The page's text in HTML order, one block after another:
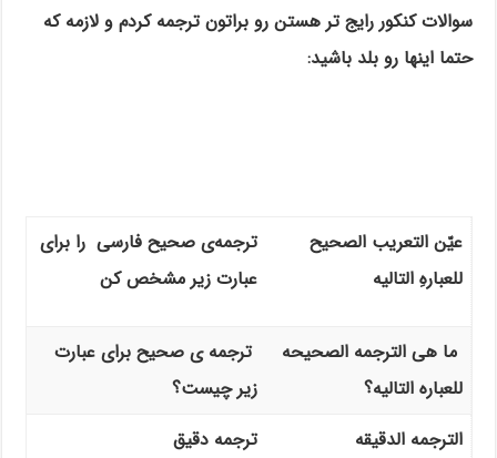
سوالات کنکور رایج تر هستن رو براتون ترجمه کردم و لازمه که
حتما اینها رو بلد باشید:
عیّن التعریب الصحیح
للعبارهِ التالیه
ترجمه‌ی صحیح فارسی را برای
عبارت زیر مشخص کن
ما هی الترجمه الصحیحه
للعباره التالیه؟
ترجمه‌ ی صحیح برای عبارت
زیر چیست؟
الترجمه الدقیقه
ترجمه دقیق